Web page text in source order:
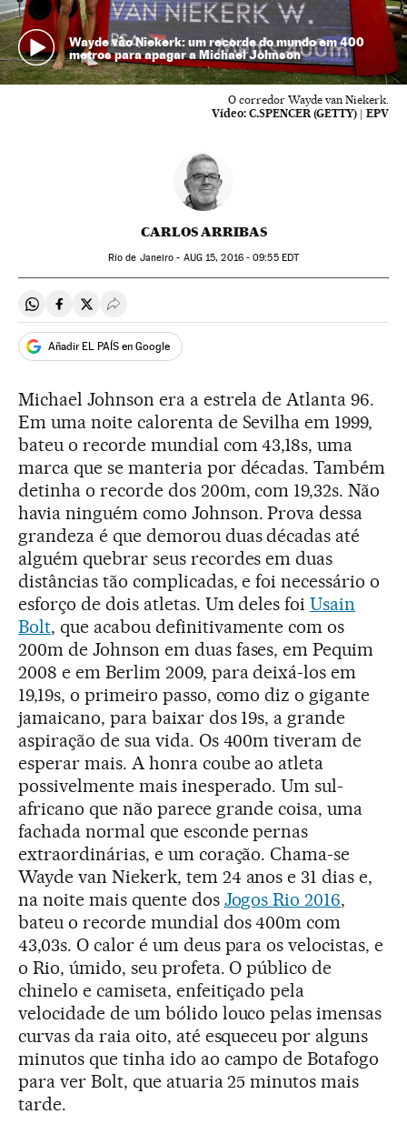
Wayde vão Niekerk: um recorde do mundo em 400
metros para apagar a Michael Johnson
O corredor Wayde van Niekerk.
Vídeo: C.SPENCER (GETTY) | EPV
CARLOS ARRIBAS
Río de Janeiro - AUG15, 2016 - 09:55EDT
Compartir en Whatsapp
Compartir en Facebook
Compartir en Twitter
Desplegar Redes Sociales
Añadir EL PAÍS en Google
Michael Johnson era a estrela de Atlanta 96.
Em uma noite calorenta de Sevilha em 1999,
bateu o recorde mundial com 43,18s, uma
marca que se manteria por décadas. Também
detinha o recorde dos 200m, com 19,32s. Não
havia ninguém como Johnson. Prova dessa
grandeza é que demorou duas décadas até
alguém quebrar seus recordes em duas
distâncias tão complicadas, e foi necessário o
esforço de dois atletas. Um deles foiUsain
Bolt, que acabou definitivamente com os
200m de Johnson em duas fases, em Pequim
2008 e em Berlim 2009, para deixá-los em
19,19s, o primeiro passo, como diz o gigante
jamaicano, para baixar dos 19s, a grande
aspiração de sua vida. Os 400m tiveram de
esperar mais. A honra coube ao atleta
possivelmente mais inesperado. Um sul-
africano que não parece grande coisa, uma
fachada normal que esconde pernas
extraordinárias, e um coração. Chama-se
Wayde van Niekerk, tem 24 anos e 31 dias e,
na noite mais quente dos Jogos Rio 2016,
bateu o recorde mundial dos 400m com
43,03s. O calor é um deus para os velocistas, e
o Rio, úmido, seu profeta. O público de
chinelo e camiseta, enfeitiçado pela
velocidade de um bólido louco pelas imensas
curvas da raia oito, até esqueceu por alguns
minutos que tinha ido ao campo de Botafogo
para ver Bolt, que atuaria 25 minutos mais
tarde.